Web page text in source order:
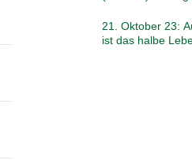
21. Oktober 23:
ist das halbe